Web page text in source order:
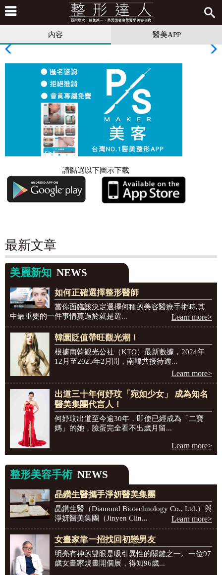
內容 醫美APP
請點選以下圖示下載
最新文章
美麗新知 NEWS
如何正確選擇整形醫師
當你面臨該決定選擇何種的美容醫療手術時,其
中最重要的一件事情莫過於就是選...
Learn more>
韓圜貶值帶旺觀光潮！
根據南韓觀光公社（KTO）最新數據，2024年
12月至2025年2月間，南韓共接待逾...
Learn more>
出道三十年何妤玟「宛如少女」 成為知名
醫美集團代言人！
何妤玟出道至今逾30年，即使已經成為「二寶
媽」的她，臉蛋完全看不出歲月留...
Learn more>
整形美容手術 NEWS
晶鑽生醫攜手淨妍醫美集團
晶鑽生醫（Diamond Biotechnology Co., Ltd.）與
淨妍醫美集團（Jinyen Clin...
Learn more>
女畫家靠一招找回初戀男友
明亮有神的雙眼是吸引異性的關鍵之一。一位97
歲女畫家規畫開個展，得知96歲...